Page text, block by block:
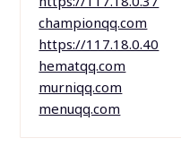
championqq.com
https://117.18.0.40
hematqq.com
murniqq.com
menuqq.com